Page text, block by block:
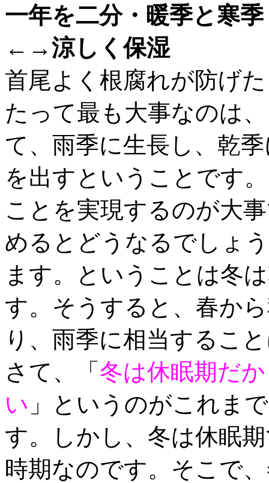
一年を二分・暖季と寒
←→涼しく保湿
首尾よく根腐れが防げ
たって最も大事なのは
て、雨季に生長し、乾
を出すということです
ことを実現するのが大
めるとどうなるでしょ
ます。ということは冬
す。そうすると、春か
り、雨季に相当するこ
さて、「 冬は休眠期だ
い 」というのがこれま
す。しかし、冬は休眠
時期なのです。そこで